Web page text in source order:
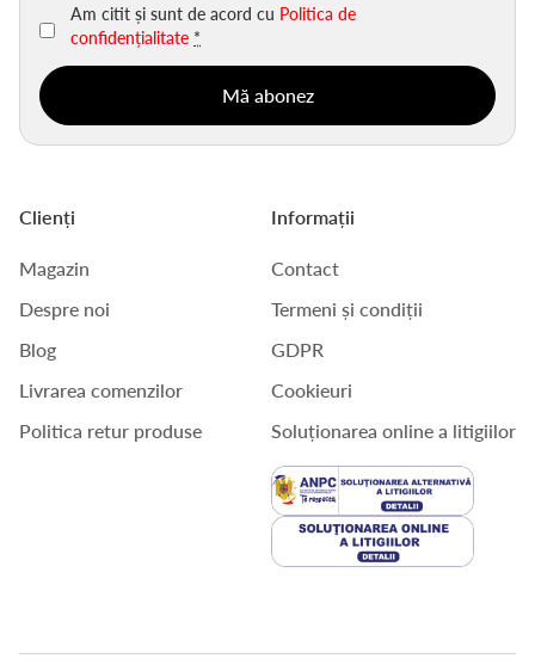
Am citit și sunt de acord cu Politica de
confidențialitate *
Clienți
Magazin
Despre noi
Blog
Livrarea comenzilor
Politica retur produse
Informații
Contact
Termeni și condiții
GDPR
Cookieuri
Soluționarea online a litigiilor